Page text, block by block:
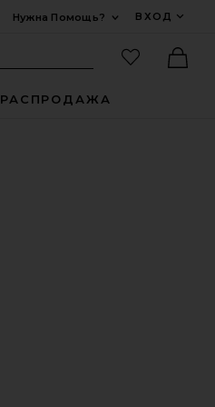
Нужна Помощь?
ВХОД
Поиск: Site
РАСПРОДАЖА